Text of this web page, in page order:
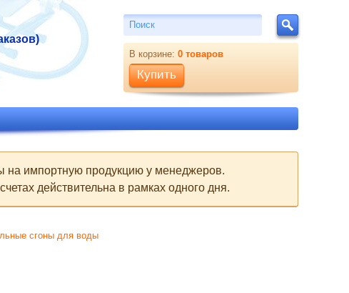
Поиск
на импортную продукцию у менеджеров.
действительна в рамках одного дня.
сгоны для воды
Поиск
В корзине: 0товаров
Купить